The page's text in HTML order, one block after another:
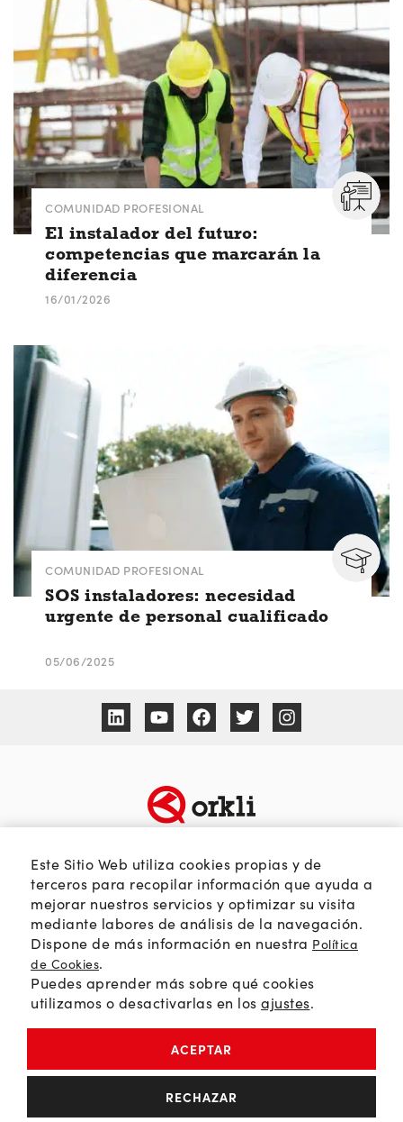
COMUNIDAD PROFESIONAL
El instalador del futuro:
competencias que marcarán la
diferencia
16/01/2026
COMUNIDAD PROFESIONAL
SOS instaladores: necesidad
urgente de personal cualificado
05/06/2025
TEMÁTICAS
Calidad del aire
Passivhaus
Eficiencia y ahorro
Soluciones HVAC
Orkli Global
Comunidad profesional
SOBRE ORKLI
Quienes somos
Web Orkli
Contacto
Política de Cookies
Este Sitio Web utiliza cookies propias y de
terceros para recopilar información que ayuda a
mejorar nuestros servicios y optimizar su visita
mediante labores de análisis de la navegación.
Dispone de más información en nuestra Política
de Cookies.
Puedes aprender más sobre qué cookies
utilizamos o desactivarlas en los ajustes.
ACEPTAR
RECHAZAR